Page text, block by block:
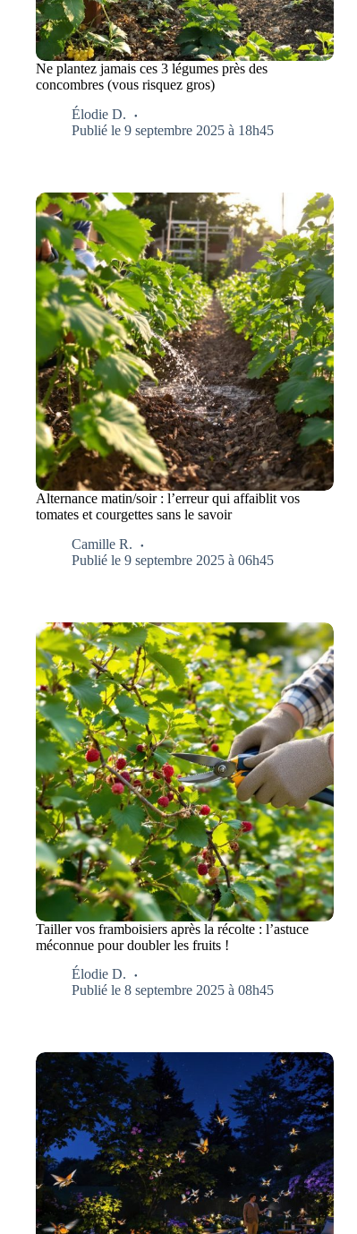
Ne plantez jamais ces 3 légumes près des
concombres (vous risquez gros)
Élodie D.
Publié le 9 septembre 2025 à 18h45
Alternance matin/soir : l’erreur qui affaiblit vos
tomates et courgettes sans le savoir
Camille R.
Publié le 9 septembre 2025 à 06h45
Tailler vos framboisiers après la récolte : l’astuce
méconnue pour doubler les fruits !
Élodie D.
Publié le 8 septembre 2025 à 08h45